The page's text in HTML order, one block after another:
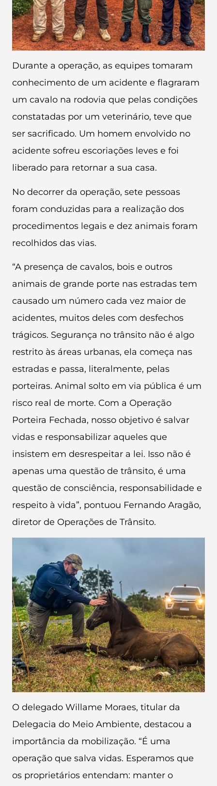
Durante a operação, as equipes tomaram
conhecimento de um acidente e flagraram
um cavalo na rodovia que pelas condições
constatadas por um veterinário, teve que
ser sacrificado. Um homem envolvido no
acidente sofreu escoriações leves e foi
liberado para retornar a sua casa.
No decorrer da operação, sete pessoas
foram conduzidas para a realização dos
procedimentos legais e dez animais foram
recolhidos das vias.
“A presença de cavalos, bois e outros
animais de grande porte nas estradas tem
causado um número cada vez maior de
acidentes, muitos deles com desfechos
trágicos. Segurança no trânsito não é algo
restrito às áreas urbanas, ela começa nas
estradas e passa, literalmente, pelas
porteiras. Animal solto em via pública é um
risco real de morte. Com a Operação
Porteira Fechada, nosso objetivo é salvar
vidas e responsabilizar aqueles que
insistem em desrespeitar a lei. Isso não é
apenas uma questão de trânsito, é uma
questão de consciência, responsabilidade e
respeito à vida”, pontuou Fernando Aragão,
diretor de Operações de Trânsito.
O delegado Willame Moraes, titular da
Delegacia do Meio Ambiente, destacou a
importância da mobilização. “É uma
operação que salva vidas. Esperamos que
os proprietários entendam: manter o